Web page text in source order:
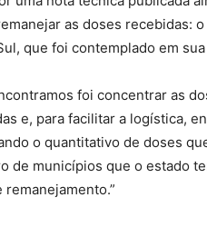
as doses recebidas:
que foi contemplado em
foi concentrar as
e, para facilitar a logística,
o quantitativo de doses
de municípios que o estado